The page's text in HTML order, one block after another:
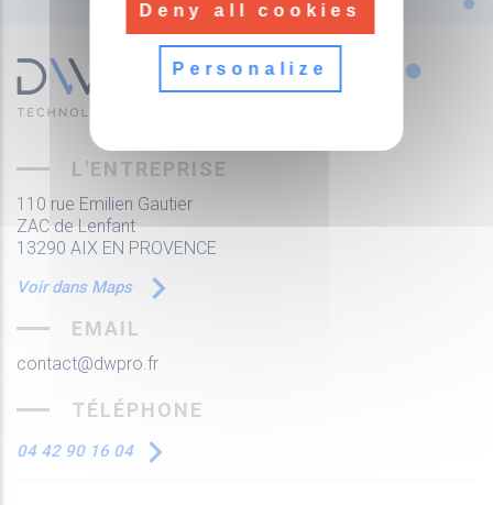
L'ENTREPRISE
110 rue Emilien Gautier
ZAC de Lenfant
13290 AIX EN PROVENCE
Voir dans Maps
EMAIL
contact@dwpro.fr
TÉLÉPHONE
04 42 90 16 04
Deny all cookies
Personalize